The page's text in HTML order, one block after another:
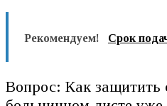
Рекомендуем! Срок
Вопрос: Как защитить